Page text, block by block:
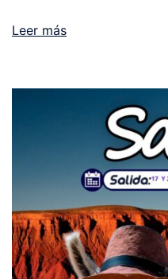
Leer más